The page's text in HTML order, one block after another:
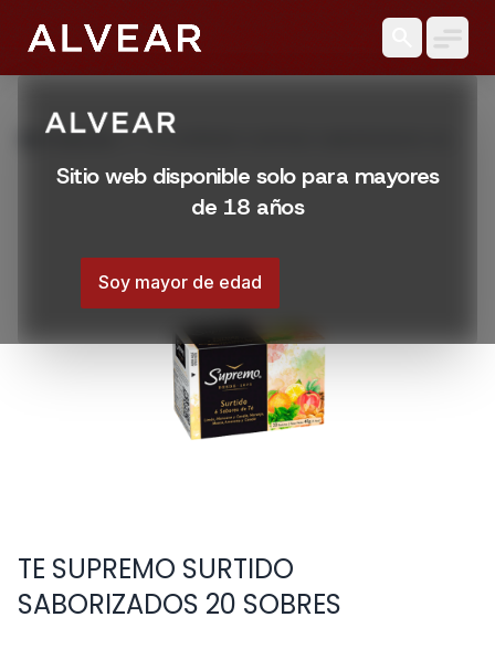
Sitio web disponible solo para mayores
de 18 años
Soy mayor de edad
Productos
TE SUPREMO SURTIDO SABORIZADOS 20
TE SUPREMO SURTIDO
SABORIZADOS 20 SOBRES